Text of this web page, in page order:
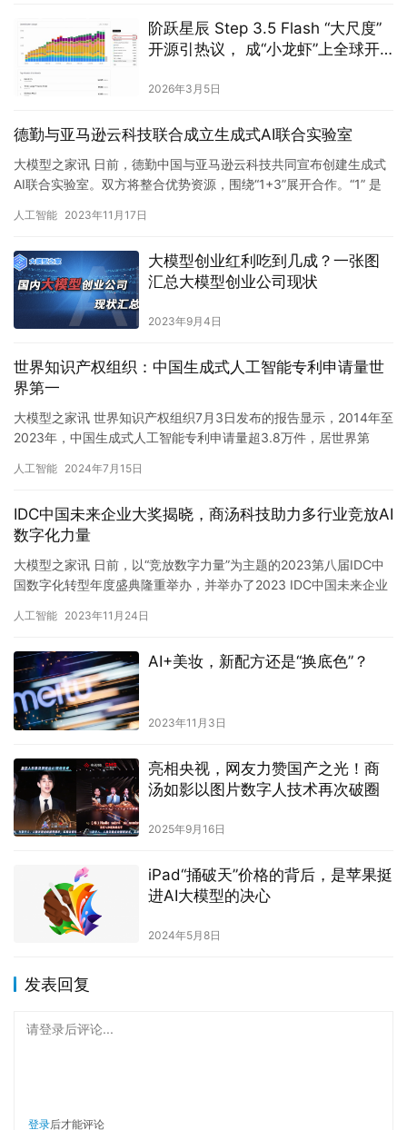
阶跃星辰 Step 3.5 Flash “大尺度”
开源引热议， 成“小龙虾”上全球开
2026年3月5日
德勤与亚马逊云科技联合成立生成式AI联合实验室
大模型之家讯 日前，德勤中国与亚马逊云科技共同宣布创建生成式
AI联合实验室。双方将整合优势资源，围绕“1+3”展开合作。“1” 是
人工智能 2023年11月17日
大模型创业红利吃到几成？一张图
汇总大模型创业公司现状
2023年9月4日
世界知识产权组织：中国生成式人工智能专利申请量世
界第一
大模型之家讯 世界知识产权组织7月3日发布的报告显示，2014年至
2023年，中国生成式人工智能专利申请量超3.8万件，居世界第
人工智能 2024年7月15日
IDC中国未来企业大奖揭晓，商汤科技助力多行业竞放AI
数字化力量
大模型之家讯 日前，以“竞放数字力量”为主题的2023第八届IDC中
国数字化转型年度盛典隆重举办，并举办了2023 IDC中国未来企业
人工智能 2023年11月24日
AI+美妆，新配方还是“换底色”？
2023年11月3日
亮相央视，网友力赞国产之光！商
汤如影以图片数字人技术再次破圈
2025年9月16日
iPad“捅破天”价格的背后，是苹果挺
进AI大模型的决心
2024年5月8日
发表回复
请登录后评论...
登录后才能评论